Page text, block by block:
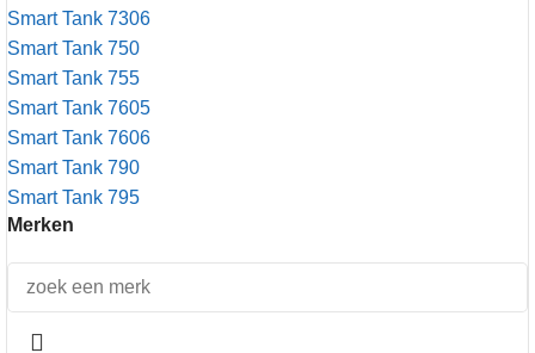
Smart Tank 7306
Smart Tank 750
Smart Tank 755
Smart Tank 7605
Smart Tank 7606
Smart Tank 790
Smart Tank 795
Merken